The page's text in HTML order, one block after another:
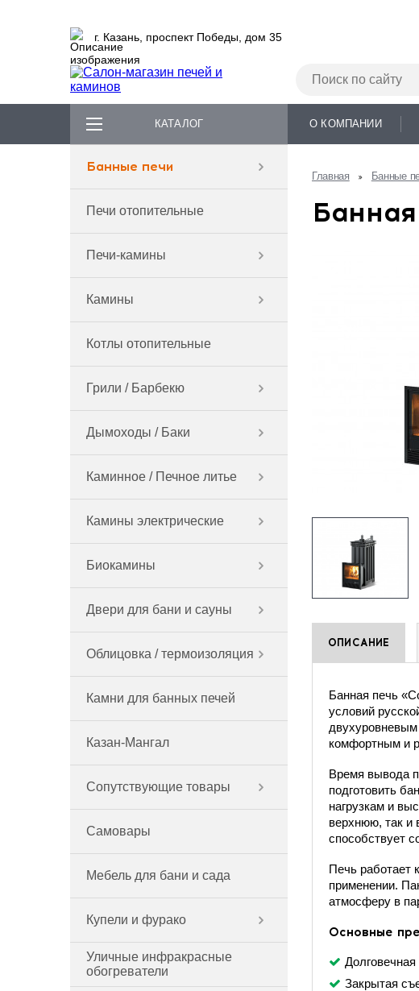
г. Казань, проспект Победы, дом 35
КАТАЛОГ О КОМПАНИИ
Банные печи
Печи отопительные
Печи-камины
Камины
Котлы отопительные
Грили / Барбекю
Дымоходы / Баки
Каминное / Печное литье
Камины электрические
Биокамины
Двери для бани и сауны
Облицовка / термоизоляция
Камни для банных печей
Казан-Мангал
Сопутствующие товары
Самовары
Мебель для бани и сада
Купели и фурако
Уличные инфракрасные
обогреватели
Главная Банные
ОПИСАНИЕ
Банная печь
условий
комфортным и
Время вывода
подготовить
нагрузкам и
верхнюю, так и
способствует
Печь работает
применении.
атмосферу в
Основные
Закрытая